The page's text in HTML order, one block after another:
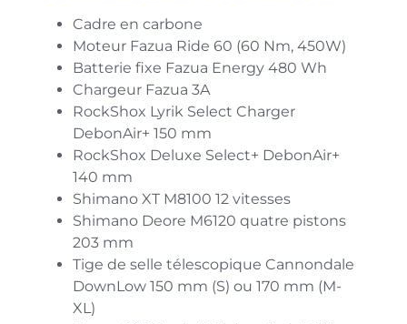
Cadre en carbone
Moteur Fazua Ride 60 (60 Nm, 450W)
Batterie fixe Fazua Energy 480 Wh
Chargeur Fazua 3A
RockShox Lyrik Select Charger
DebonAir+ 150 mm
RockShox Deluxe Select+ DebonAir+
140 mm
Shimano XT M8100 12 vitesses
Shimano Deore M6120 quatre pistons
203 mm
Tige de selle télescopique Cannondale
DownLow 150 mm (S) ou 170 mm (M-
XL)